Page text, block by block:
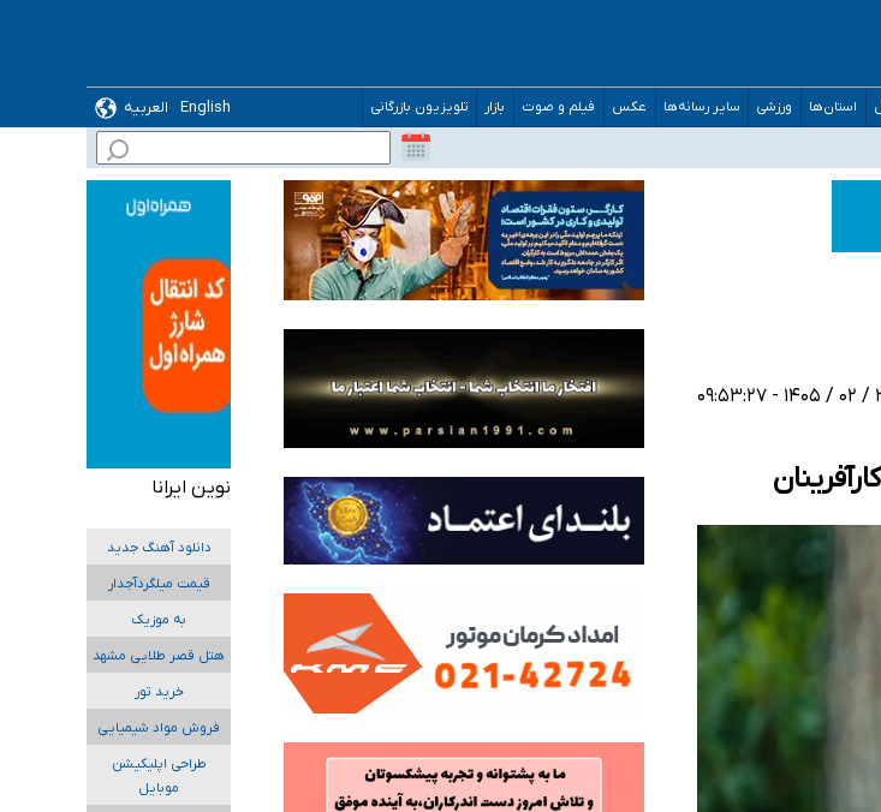
استان‌ها ورزشی سایر رسانه‌ها عکس فیلم و صوت بازار تلویزیون بازرگانی English
العربیه
نظامی دافوس آجا
از آستانه هشدار
باقی‌مانده در دبی متناسب با شرایط جدید تصمیم‌گیری می‌شود
نوین ایرانا
دانلود آهنگ جدید
قیمت میلگردآجدار
به موزیک
هتل قصر طلایی مشهد
خرید تور
فروش مواد شیمیایی
طراحی اپلیکیشن
موبایل